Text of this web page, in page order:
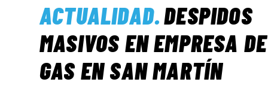
ACTUALIDAD.DESPIDOS
MASIVOS EN EMPRESA DE
GAS EN SAN MARTÍN